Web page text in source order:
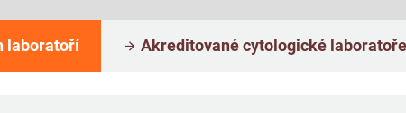
laboratoří Akreditované cytologické laboratoře